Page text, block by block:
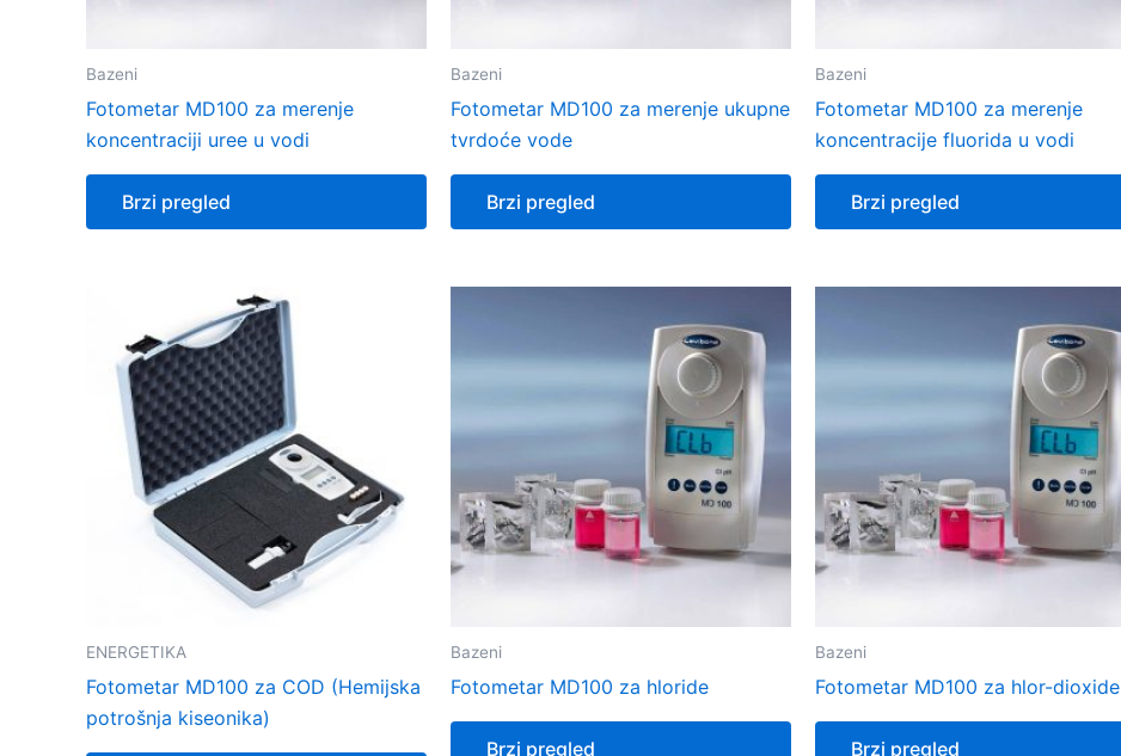
Bazeni
Fotometar MD100 za merenje
koncentraciji uree u vodi
Brzi pregled
Bazeni
Fotometar MD100 za merenje ukupne
tvrdoće vode
Brzi pregled
Bazeni
Fotometar MD100 za merenje
koncentracije fluorida u vodi
Brzi pregled
ENERGETIKA
Fotometar MD100 za COD (Hemijska
potrošnja kiseonika)
Bazeni
Fotometar MD100 za hloride
Brzi pregled
Bazeni
Fotometar MD100 za hlor-dioxide
Brzi pregled